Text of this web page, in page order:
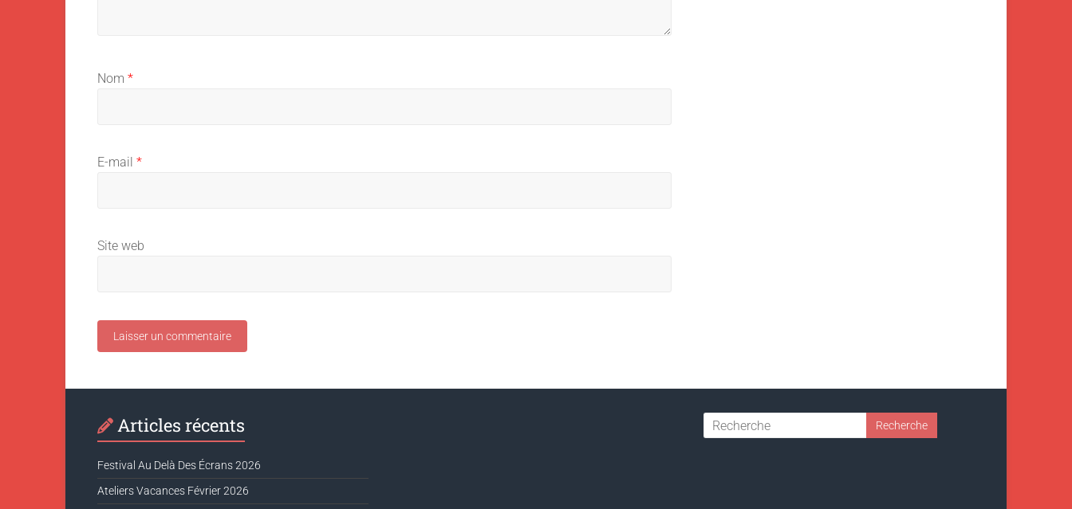
Nom *
E-mail *
Site web
Articles récents
Festival Au Delà Des Écrans 2026
Ateliers Vacances Février 2026